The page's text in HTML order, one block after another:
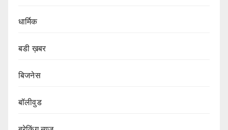
धार्मिक
बडी ख़बर
बिजनेस
बॉलीवुड